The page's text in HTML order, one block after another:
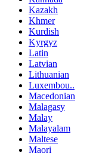
Kazakh
Khmer
Kurdish
Kyrgyz
Latin
Latvian
Lithuanian
Luxembou..
Macedonian
Malagasy
Malay
Malayalam
Maltese
Maori